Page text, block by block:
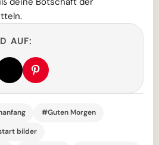
AUF:
#Guten Morgen
bilder